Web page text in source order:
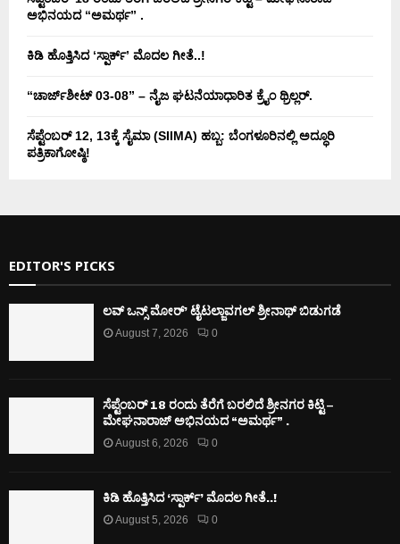
ಅಭಿನಯದ “ಅಮರ್ಥ” .
ಕಿಡಿ‌‌ ಹೊತ್ತಿಸಿದ ‘ಸ್ಪಾರ್ಕ್’ ಮೊದಲ‌ ಗೀತೆ..!
“ಚಾರ್ಜ್‌ಶೀಟ್ 03-08” – ನೈಜ ಘಟನೆಯಾಧಾರಿತ ಕ್ರೈಂ ಥ್ರಿಲ್ಲರ್.
ಸೆಪ್ಟೆಂಬರ್ 12, 13ಕ್ಕೆ ಸೈಮಾ (SIIMA) ಹಬ್ಬ: ಬೆಂಗಳೂರಿನಲ್ಲಿ ಅದ್ಧೂರಿ
ಪತ್ರಿಕಾಗೋಷ್ಠಿ!
EDITOR'S PICKS
ಲವ್ ಒನ್ಸ್ ಮೋರ್’ ಟೈಟಲ್ಜಾವಗಲ್ ಶ್ರೀನಾಥ್ ಬಿಡುಗಡೆ
August 7, 2026 0
ಸೆಪ್ಟೆಂಬರ್ 18 ರಂದು ತೆರೆಗೆ ಬರಲಿದೆ ಶ್ರೀನಗರ ಕಿಟ್ಟಿ –
ಮೇಘನಾರಾಜ್ ಅಭಿನಯದ “ಅಮರ್ಥ” .
August 6, 2026 0
ಕಿಡಿ‌‌ ಹೊತ್ತಿಸಿದ ‘ಸ್ಪಾರ್ಕ್’ ಮೊದಲ‌ ಗೀತೆ..!
August 5, 2026 0